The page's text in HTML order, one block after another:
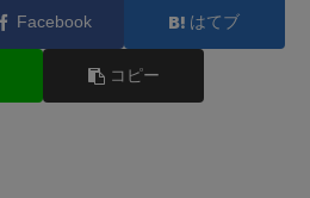
Facebook はてブ
コピー